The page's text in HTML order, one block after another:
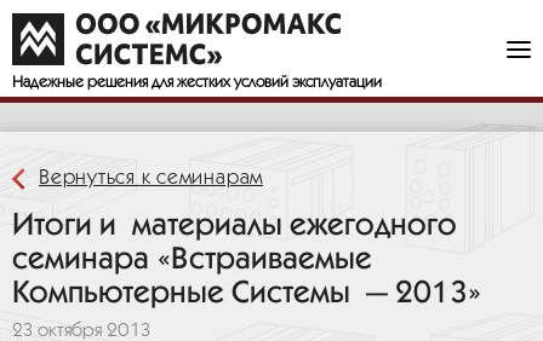
Доступны для загрузки материалы технического семинара компании
«МикроМакс Системс», проведенного совместно с компаниями
Diamond Systems Corp. и Themis Computer.
Надежные решения для жестких условий эксплуатации
Вернуться к семинарам
Итоги и материалы ежегодного
семинара «Встраиваемые
Компьютерные Системы — 2013»
23 октября 2013